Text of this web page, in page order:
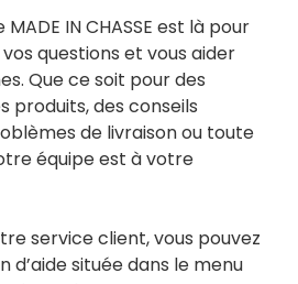
IN CHASSE est là pour
questions et vous aider
Que ce soit pour des
produits, des conseils
de livraison ou toute
équipe est à votre
service client, vous pouvez
d’aide située dans le menu